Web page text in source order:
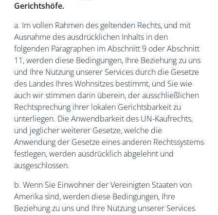
Gerichtshöfe.
a. Im vollen Rahmen des geltenden Rechts, und mit
Ausnahme des ausdrücklichen Inhalts in den
folgenden Paragraphen im Abschnitt 9 oder Abschnitt
11, werden diese Bedingungen, Ihre Beziehung zu uns
und Ihre Nutzung unserer Services durch die Gesetze
des Landes Ihres Wohnsitzes bestimmt, und Sie wie
auch wir stimmen darin überein, der ausschließlichen
Rechtsprechung ihrer lokalen Gerichtsbarkeit zu
unterliegen. Die Anwendbarkeit des UN-Kaufrechts,
und jeglicher weiterer Gesetze, welche die
Anwendung der Gesetze eines anderen Rechtssystems
festlegen, werden ausdrücklich abgelehnt und
ausgeschlossen.
b. Wenn Sie Einwohner der Vereinigten Staaten von
Amerika sind, werden diese Bedingungen, Ihre
Beziehung zu uns und Ihre Nutzung unserer Services